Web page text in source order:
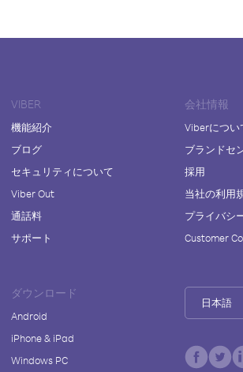
VIBER
機能紹介
ブログ
セキュリティについて
Viber Out
通話料
サポート
会社情報
Viberについ
ブランドセ
採用
当社の利用
プライバシ
Customer
ダウンロード
Android
iPhone & iPad
Windows PC
日本語